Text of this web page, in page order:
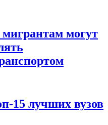
могут
15 лучших вузов